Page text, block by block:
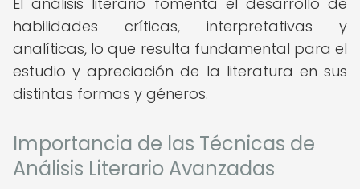
habilidades críticas, interpretativas y
analíticas, lo que resulta fundamental para el
estudio y apreciación de la literatura en sus
distintas formas y géneros.
Importancia de las Técnicas de
Análisis Literario Avanzadas